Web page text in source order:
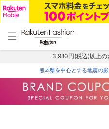
menu home
トップ
3,980円(税込)以上の
熊本県を中心とする地震の